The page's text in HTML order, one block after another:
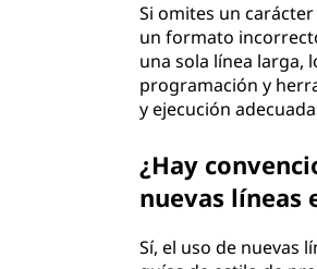
Si omites un
un formato
una sola línea larga,
programación y
y ejecución
¿Hay
nuevas líneas
Sí, el uso de nuevas